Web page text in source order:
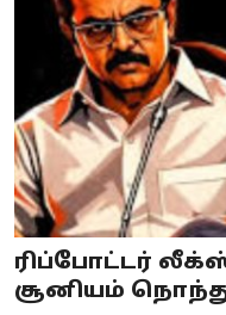
Games
Cinema
Videos
Health
Sports
Special Story
ரிப்போட்டர்
சூனியம்